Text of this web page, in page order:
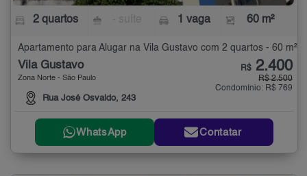
2 quartos 1 vaga 60 m²
Apartamento para Alugar na Vila Gustavo com 2 quartos - 60 m²
Vila Gustavo
Zona Norte - São Paulo
Rua José Osvaldo, 243
R$ 2.400
R$ 2.500
Condomínio: R$ 769
WhatsApp Contatar